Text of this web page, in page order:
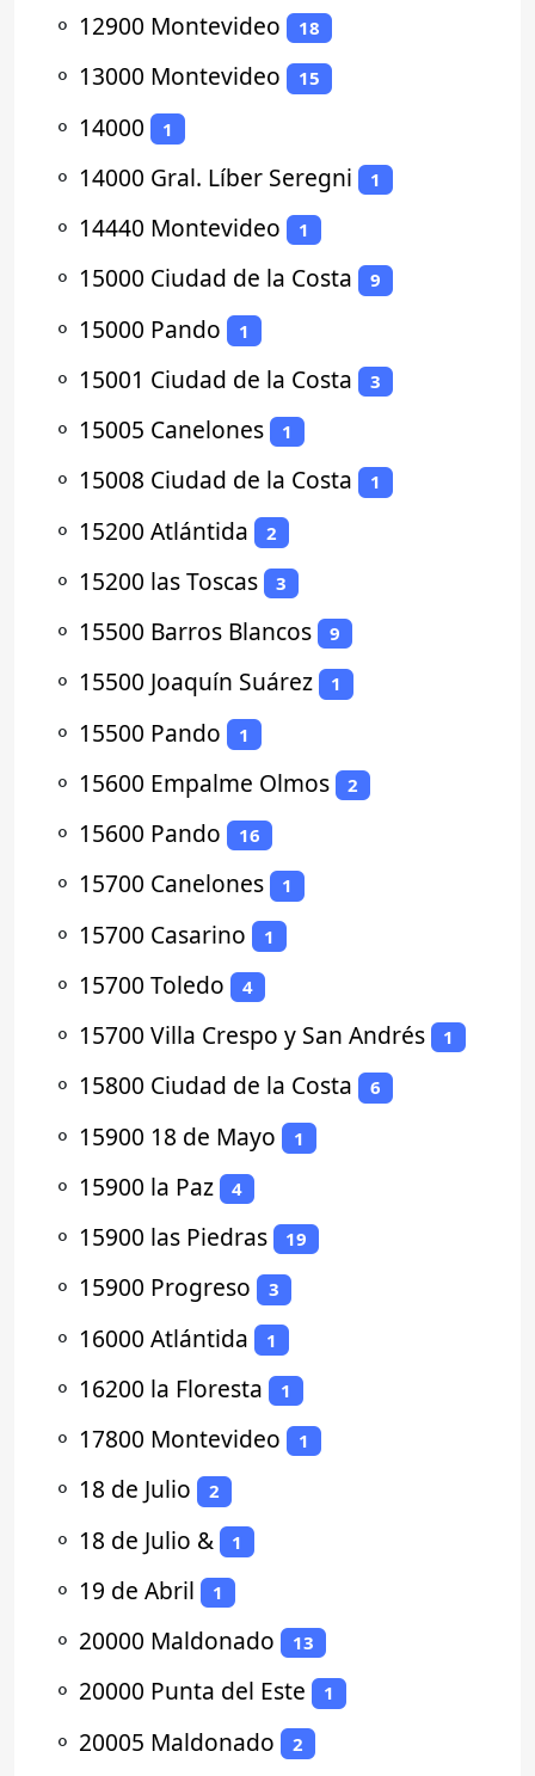
⚬ 12900 Montevideo 18
⚬ 13000 Montevideo 15
⚬ 14000 1
⚬ 14000 Gral. Líber Seregni 1
⚬ 14440 Montevideo 1
⚬ 15000 Ciudad de la Costa 9
⚬ 15000 Pando 1
⚬ 15001 Ciudad de la Costa 3
⚬ 15005 Canelones 1
⚬ 15008 Ciudad de la Costa 1
⚬ 15200 Atlántida 2
⚬ 15200 las Toscas 3
⚬ 15500 Barros Blancos 9
⚬ 15500 Joaquín Suárez 1
⚬ 15500 Pando 1
⚬ 15600 Empalme Olmos 2
⚬ 15600 Pando 16
⚬ 15700 Canelones 1
⚬ 15700 Casarino 1
⚬ 15700 Toledo 4
⚬ 15700 Villa Crespo y San Andrés 1
⚬ 15800 Ciudad de la Costa 6
⚬ 15900 18 de Mayo 1
⚬ 15900 la Paz 4
⚬ 15900 las Piedras 19
⚬ 15900 Progreso 3
⚬ 16000 Atlántida 1
⚬ 16200 la Floresta 1
⚬ 17800 Montevideo 1
⚬ 18 de Julio 2
⚬ 18 de Julio & 1
⚬ 19 de Abril 1
⚬ 20000 Maldonado 13
⚬ 20000 Punta del Este 1
⚬ 20005 Maldonado 2